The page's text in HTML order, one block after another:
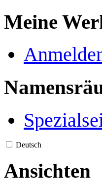
Meine
Deutsch
Ansichten